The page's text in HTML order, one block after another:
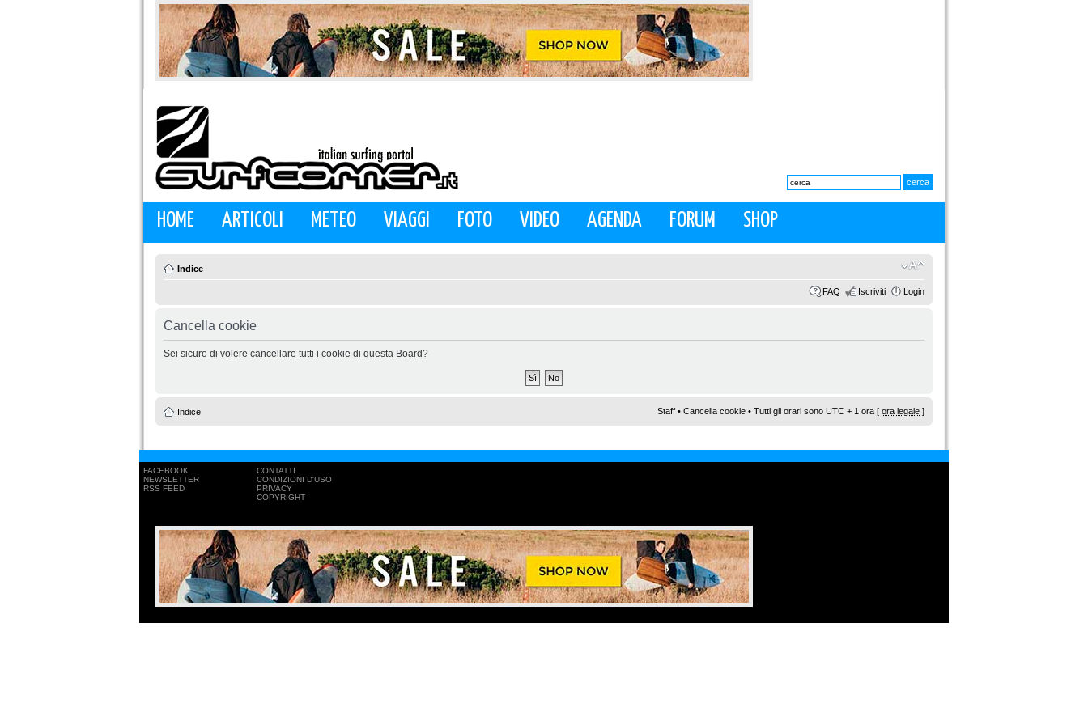
HOME ARTICOLI METEO VIAGGI FOTO VIDEO AGENDA FORUM SHOP
Indice
FAQ Iscriviti Login
Cancella cookie
Sei sicuro di volere cancellare tutti i cookie di questa Board?
Indice Staff • Cancella cookie • Tutti gli orari sono UTC + 1 ora [ ora legale ]
FACEBOOK
NEWSLETTER
RSS FEED
CONTATTI
CONDIZIONI D'USO
PRIVACY
COPYRIGHT